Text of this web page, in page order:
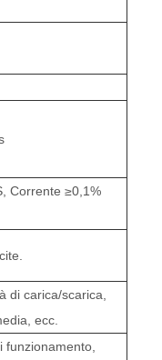
Corrente ≥0,1%
di carica/scarica,
ecc.
funzionamento,